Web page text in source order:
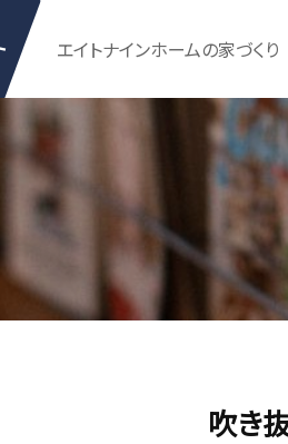
エイトナインホームの家づくり
吹き